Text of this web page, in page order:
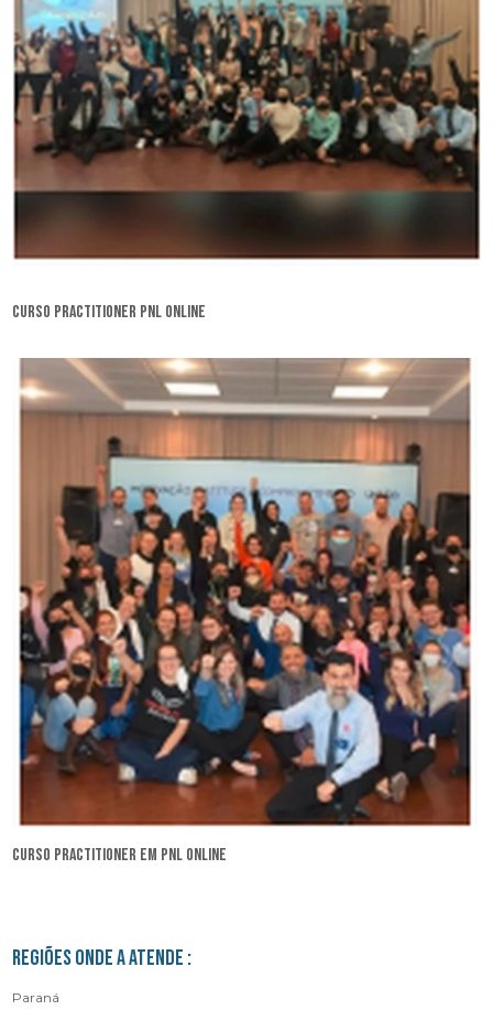
curso practitioner pnl online
curso practitioner em pnl online
Regiões onde a atende :
Paraná